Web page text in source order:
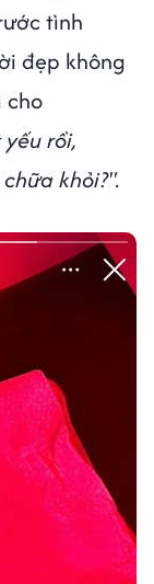
tình
đẹp không
cho
rồi,
khỏi?".